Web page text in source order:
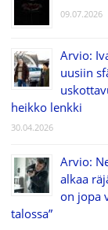
09.07.2026
Arvio:
uusiin
heikko lenkki
30.04.2026
Arvio:
alkaa
on jopa
talossa”